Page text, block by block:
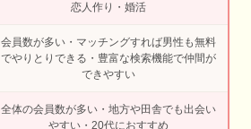
恋人作り・婚活
会員数が多い・マッチングすれば男性も無料
でやりとりできる・豊富な検索機能で仲間が
できやすい
全体の会員数が多い・地方や田舎でも出会い
やすい・20代におすすめ